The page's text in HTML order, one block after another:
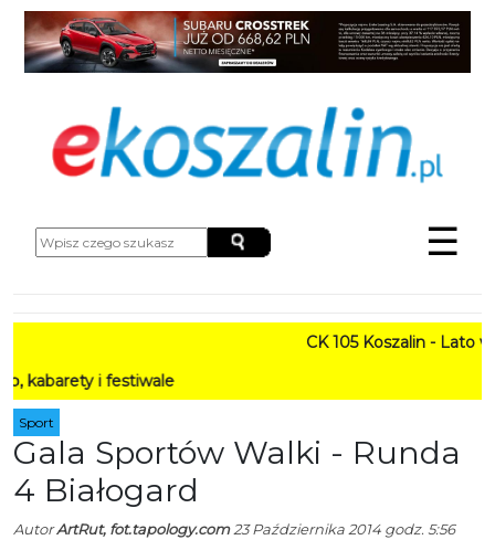
☰
CK 105 Koszalin - Lato w
i festiwale
Sport
Gala Sportów Walki - Runda
4 Białogard
AutorArtRut, fot.tapology.com23 Października 2014 godz. 5:56